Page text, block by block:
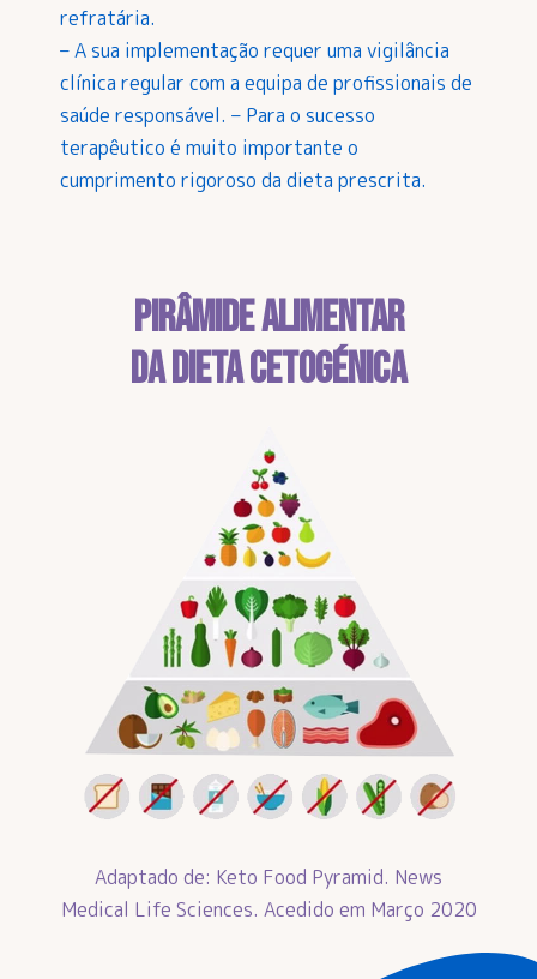
refratária.
– A sua implementação requer uma vigilância
clínica regular com a equipa de profissionais de
saúde responsável. – Para o sucesso
terapêutico é muito importante o
cumprimento rigoroso da dieta prescrita.
PIRÂMIDE ALIMENTAR
DA DIETA CETOGÉNICA
Adaptado de: Keto Food Pyramid. News
Medical Life Sciences. Acedido em Março 2020